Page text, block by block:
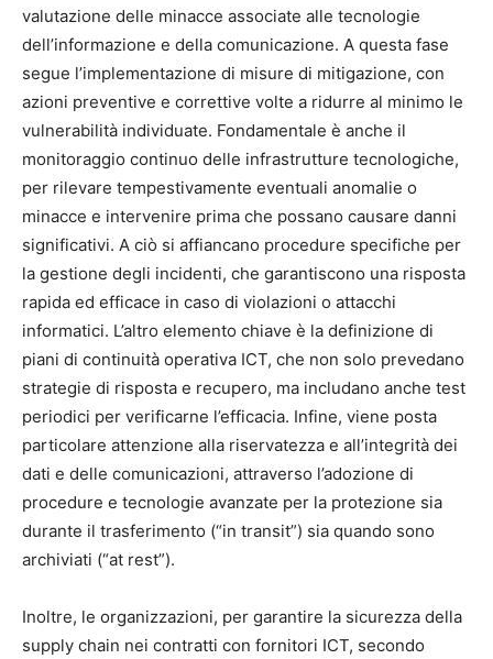
valutazione delle minacce associate alle tecnologie
dell’informazione e della comunicazione. A questa fase
segue l’implementazione di misure di mitigazione, con
azioni preventive e correttive volte a ridurre al minimo le
vulnerabilità individuate. Fondamentale è anche il
monitoraggio continuo delle infrastrutture tecnologiche,
per rilevare tempestivamente eventuali anomalie o
minacce e intervenire prima che possano causare danni
significativi. A ciò si affiancano procedure specifiche per
la gestione degli incidenti, che garantiscono una risposta
rapida ed efficace in caso di violazioni o attacchi
informatici. L’altro elemento chiave è la definizione di
piani di continuità operativa ICT, che non solo prevedano
strategie di risposta e recupero, ma includano anche test
periodici per verificarne l’efficacia. Infine, viene posta
particolare attenzione alla riservatezza e all’integrità dei
dati e delle comunicazioni, attraverso l’adozione di
procedure e tecnologie avanzate per la protezione sia
durante il trasferimento (“in transit”) sia quando sono
archiviati (“at rest”).
Inoltre, le organizzazioni, per garantire la sicurezza della
supply chain nei contratti con fornitori ICT, secondo